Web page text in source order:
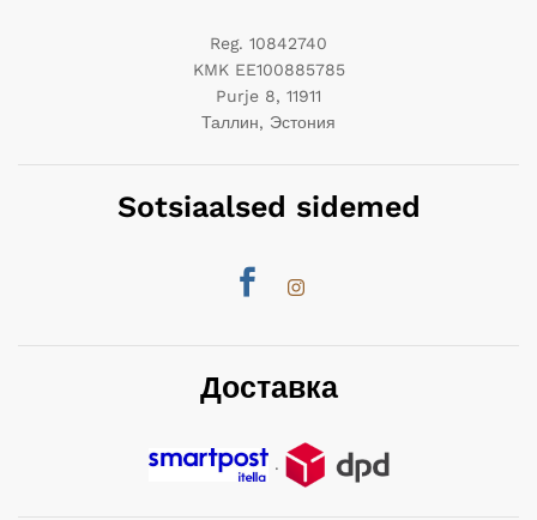
Reg. 10842740
KMK EE100885785
Purje 8, 11911
Таллин, Эстония
Sotsiaalsed sidemed
Доставка
.